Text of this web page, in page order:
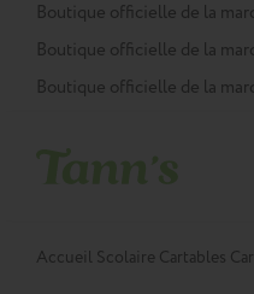
Panneau de gestion des cookies
Boutique officielle de la
Boutique officielle de la
Boutique officielle de la
Accueil Scolaire Cartables